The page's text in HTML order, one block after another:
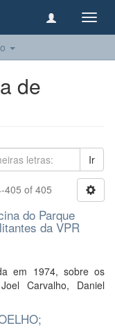
de
Ir
405 of 405
do Parque
da VPR
em 1974, sobre os
Carvalho, Daniel